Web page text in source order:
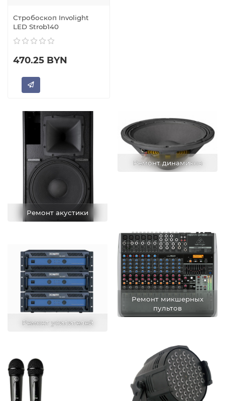
Стробоскоп Involight
LED Strob140
470.25 BYN
Ремонт акустики
Ремонт динамиков
Ремонт усилителей
Ремонт микшерных
пультов